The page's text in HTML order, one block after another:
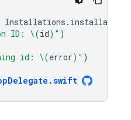
Installations . installations
ID: \(id) " )
id: \(error) " )
.swift